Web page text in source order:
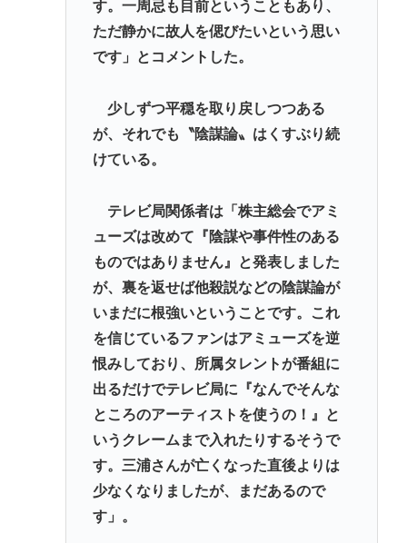
す。一周忌も目前ということもあり、
ただ静かに故人を偲びたいという思い
です」とコメントした。
少しずつ平穏を取り戻しつつある
が、それでも〝陰謀論〟はくすぶり続
けている。
テレビ局関係者は「株主総会でアミ
ューズは改めて『陰謀や事件性のある
ものではありません』と発表しました
が、裏を返せば他殺説などの陰謀論が
いまだに根強いということです。これ
を信じているファンはアミューズを逆
恨みしており、所属タレントが番組に
出るだけでテレビ局に『なんでそんな
ところのアーティストを使うの！』と
いうクレームまで入れたりするそうで
す。三浦さんが亡くなった直後よりは
少なくなりましたが、まだあるので
す」。